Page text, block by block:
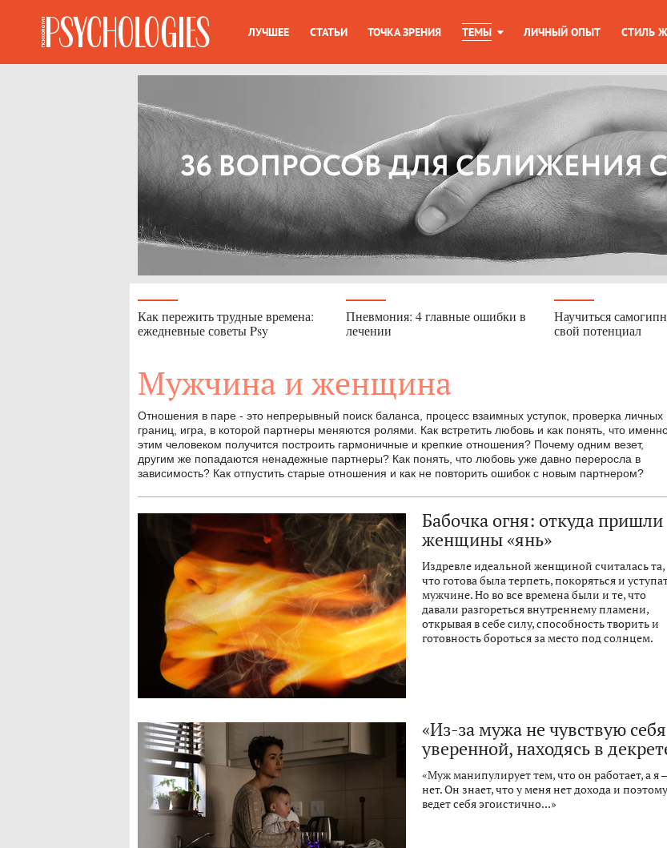
ЛУЧШЕЕ СТАТЬИ ТОЧКА ЗРЕНИЯ ТЕМЫ ЛИЧНЫЙ ОПЫТ СТИЛЬ
Как пережить трудные времена:
ежедневные советы Psy
Пневмония: 4 главные ошибки в
лечении
Научиться
свой потенциал
Мужчина и женщина
Отношения в паре - это непрерывный поиск баланса, процесс взаимных уступок, проверка личных
границ, игра, в которой партнеры меняются ролями. Как встретить любовь и как понять, что
этим человеком получится построить гармоничные и крепкие отношения? Почему одним везет,
другим же попадаются ненадежные партнеры? Как понять, что любовь уже давно переросла в
зависимость? Как отпустить старые отношения и как не повторить ошибок с новым партнером?
Бабочка огня: откуда пришли
женщины «янь»
Издревле идеальной женщиной считалась та,
что готова была терпеть, покоряться и
мужчине. Но во все времена были и те, что
давали разгореться внутреннему пламени,
открывая в себе силу, способность творить и
готовность бороться за место под солнцем.
«Из-за мужа не чувствую себя
уверенной, находясь в
«Муж манипулирует тем, что он работает, а я
нет. Он знает, что у меня нет дохода и поэтому
ведет себя эгоистично...»